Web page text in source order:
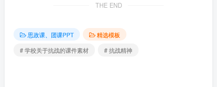
THE END
思政课、团课PPT
精选模板
# 学校关于抗战的课件素材
# 抗战精神